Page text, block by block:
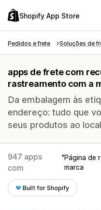
Shopify App Store
Pedidos e frete Soluções de
apps de frete com
rastreamento com a
Da embalagem às
endereço: tudo que
seus produtos ao
947 apps
com
Página de
marca
Built for Shopify